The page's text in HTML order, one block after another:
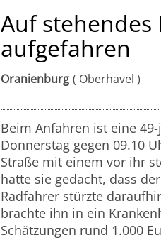
Auf stehendes
aufgefahren
Oranienburg Oberhavel
Beim Anfahren ist eine
Donnerstag gegen 09.10
Straße mit einem vor ihr
hatte sie gedacht, dass
Radfahrer stürzte
brachte ihn in ein
Schätzungen rund 1.000